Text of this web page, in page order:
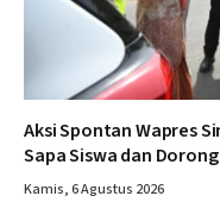
Aksi Spontan Wapres
Sapa Siswa dan
Kamis, 6 Agustus 2026